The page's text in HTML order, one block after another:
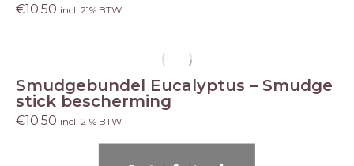
€10.50 incl. 21% BTW
Smudgebundel Eucalyptus – Smudge
stick bescherming
€10.50 incl. 21% BTW